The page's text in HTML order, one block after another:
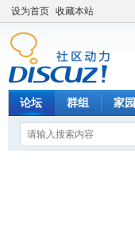
设为首页 收藏本站
论坛 群组 家园